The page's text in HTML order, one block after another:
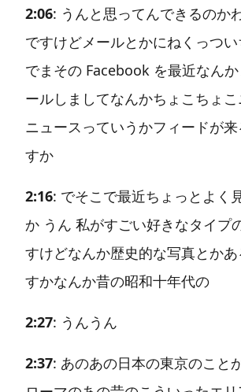
2:06: うんと思ってんできるのか
ですけどメールとかにねくっつ
でまその Facebook を最近なん
ールしましてなんかちょこちょ
ニュースっていうかフィードが
すか
2:16: でそこで最近ちょっとよく
か うん 私がすごい好きなタイプ
すけどなんか歴史的な写真とか
すかなんか昔の昭和十年代の
2:27: うんうん
2:37: あのあの日本の東京のこと